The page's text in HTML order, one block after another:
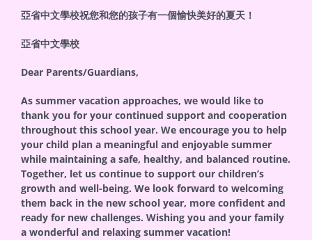
亞省中文學校祝您和您的孩子有一個愉快美好的夏天！
亞省中文學校
Dear Parents/Guardians,
As summer vacation approaches, we would like to
thank you for your continued support and cooperation
throughout this school year. We encourage you to help
your child plan a meaningful and enjoyable summer
while maintaining a safe, healthy, and balanced routine.
Together, let us continue to support our children’s
growth and well-being. We look forward to welcoming
them back in the new school year, more confident and
ready for new challenges. Wishing you and your family
a wonderful and relaxing summer vacation!